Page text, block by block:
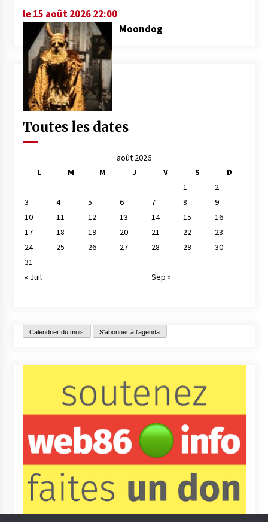
le 15 août 2026 22:00
Moondog
Toutes les dates
août 2026
L
M M J V S
D
1
2
3
4 5 6 7 8
9
10
11 12 13 14 15
16
17
18 19 20 21 22
23
24
25 26 27 28 29
30
31
« Juil
Sep »
Calendrier du mois S'abonner à l'agenda